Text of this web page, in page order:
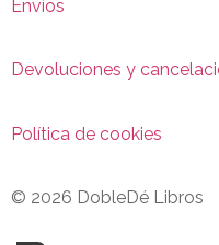
Envíos
Devoluciones y
Política de cookies
© 2026 DobleDé Libros